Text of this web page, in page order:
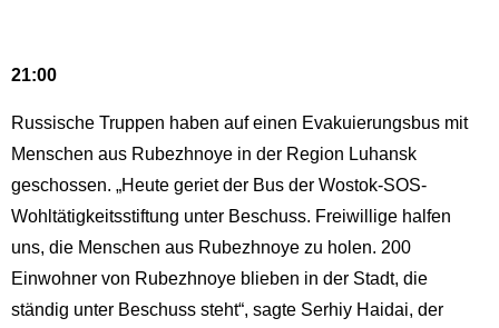
21:00
Russische Truppen haben auf einen Evakuierungsbus mit
Menschen aus Rubezhnoye in der Region Luhansk
geschossen. „Heute geriet der Bus der Wostok-SOS-
Wohltätigkeitsstiftung unter Beschuss. Freiwillige halfen
uns, die Menschen aus Rubezhnoye zu holen. 200
Einwohner von Rubezhnoye blieben in der Stadt, die
ständig unter Beschuss steht“, sagte Serhiy Haidai, der